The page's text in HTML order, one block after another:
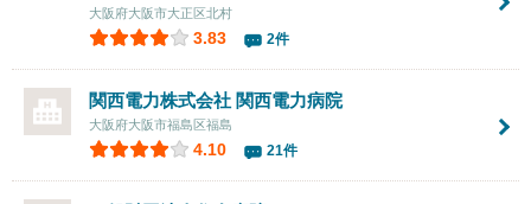
大阪府大阪市大正区北村
3.83 2件
関西電力株式会社 関西電力病院
大阪府大阪市福島区福島
4.10 21件